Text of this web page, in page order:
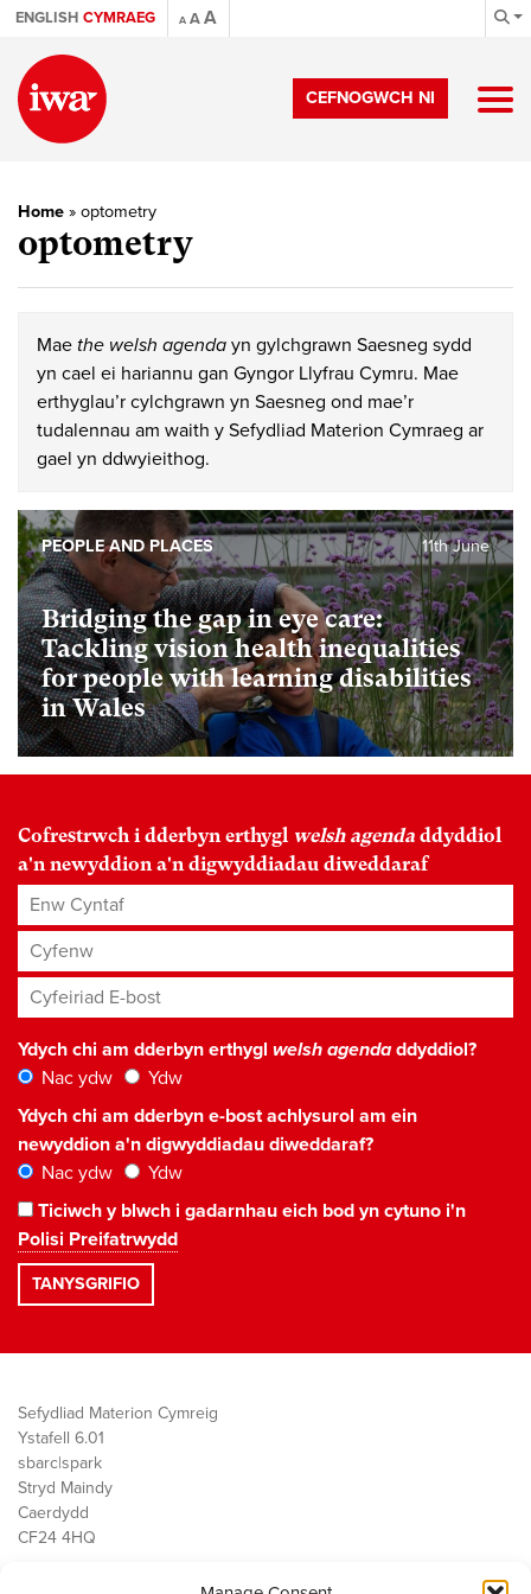
ENGLISH CYMRAEG A AA
CEFNOGWCH NI
Home » optometry
optometry
Mae the welsh agenda yn gylchgrawn Saesneg sydd
yn cael ei hariannu gan Gyngor Llyfrau Cymru. Mae
erthyglau’r cylchgrawn yn Saesneg ond mae’r
tudalennau am waith y Sefydliad Materion Cymraeg ar
gael yn ddwyieithog.
Bridging the gap in eye care:
Tackling vision health inequalities
for people with learning disabilities
in Wales
11th June
PEOPLE AND PLACES
Cofrestrwch i dderbyn erthygl welsh agenda ddyddiol
a'n newyddion a'n digwyddiadau diweddaraf
Enw Cyntaf
Cyfenw
Cyfeiriad E-bost*
Ydych chi am dderbyn erthygl welsh agendaddyddiol?
Nac ydw
Ydw
Ydych chi am dderbyn e-bost achlysurol am ein
newyddion a'n digwyddiadau diweddaraf?
Nac ydw
Ydw
Ticiwch y blwch i gadarnhau eich bod yn cytuno i'n
Polisi Preifatrwydd
Sefydliad Materion Cymreig
Ystafell 6.01
sbarc|spark
Stryd Maindy
Caerdydd
CF24 4HQ